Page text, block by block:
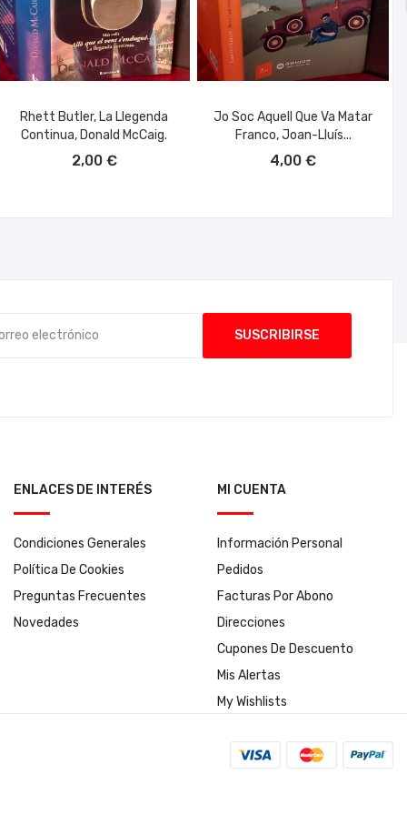
Rhett Butler, La Llegenda
Continua, Donald McCaig.
2,00 €
Jo Soc Aquell Que Va Matar
Franco, Joan-Lluís...
4,00 €
ENLACES DE INTERÉS
Condiciones Generales
Política De Cookies
Preguntas Frecuentes
Novedades
MI CUENTA
Información Personal
Pedidos
Facturas Por Abono
Direcciones
Cupones De Descuento
Mis Alertas
My Wishlists